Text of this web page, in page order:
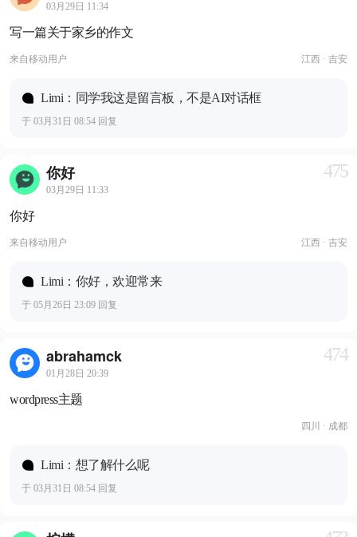
03月29日 11:34
写一篇关于家乡的作文
来自移动用户 江西 · 吉安
Limi：同学我这是留言板，不是AI对话框
于 03月31日 08:54 回复
你好
03月29日 11:33
475
你好
来自移动用户 江西 · 吉安
Limi：你好，欢迎常来
于 05月26日 23:09 回复
abrahamck
01月28日 20:39
474
wordpress主题
四川 · 成都
Limi：想了解什么呢
于 03月31日 08:54 回复